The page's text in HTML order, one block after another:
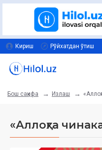
Кириш Рўйхатдан ўтиш
Бош саҳифа Излаш
«Аллоҳга